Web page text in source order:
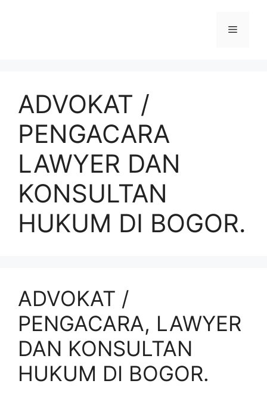
ADVOKAT /
PENGACARA
LAWYER DAN
KONSULTAN
HUKUM DI BOGOR.
ADVOKAT /
PENGACARA, LAWYER
DAN KONSULTAN
HUKUM DI BOGOR.